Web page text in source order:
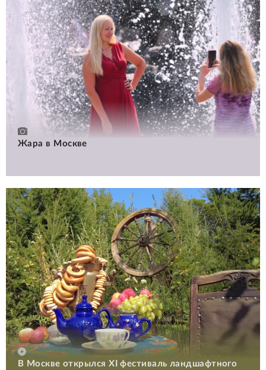
Жара в Москве
В Москве открылся XI фестиваль ландшафтного